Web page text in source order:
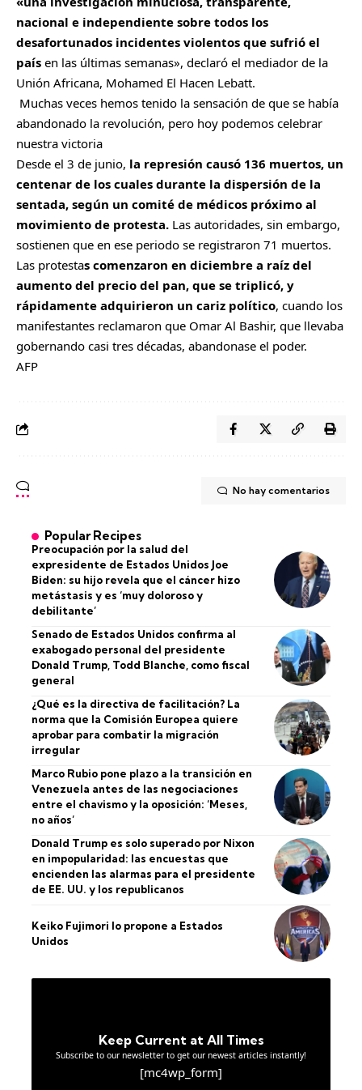
nacional e independiente sobre todos los
desafortunados incidentes violentos que sufrió el
país en las últimas semanas», declaró el mediador de la
Unión Africana, Mohamed El Hacen Lebatt.
Muchas veces hemos tenido la sensación de que se había
abandonado la revolución, pero hoy podemos celebrar
nuestra victoria
Desde el 3 de junio, la represión causó 136 muertos, un
centenar de los cuales durante la dispersión de la
sentada, según un comité de médicos próximo al
movimiento de protesta. Las autoridades, sin embargo,
sostienen que en ese periodo se registraron 71 muertos.
Las protestas comenzaron en diciembre a raíz del
aumento del precio del pan, que se triplicó, y
rápidamente adquirieron un cariz político, cuando los
manifestantes reclamaron que Omar Al Bashir, que llevaba
gobernando casi tres décadas, abandonase el poder.
AFP
No hay comentarios
Popular Recipes
Preocupación por la salud del
expresidente de Estados Unidos Joe
Biden: su hijo revela que el cáncer hizo
metástasis y es ‘muy doloroso y
debilitante’
Senado de Estados Unidos confirma al
exabogado personal del presidente
Donald Trump, Todd Blanche, como fiscal
general
¿Qué es la directiva de facilitación? La
norma que la Comisión Europea quiere
aprobar para combatir la migración
irregular
Marco Rubio pone plazo a la transición en
Venezuela antes de las negociaciones
entre el chavismo y la oposición: ‘Meses,
no años’
Donald Trump es solo superado por Nixon
en impopularidad: las encuestas que
encienden las alarmas para el presidente
de EE. UU. y los republicanos
Keiko Fujimori lo propone a Estados
Unidos
Keep Current at All Times
Subscribe to our newsletter to get our newest articles instantly!
[mc4wp_form]